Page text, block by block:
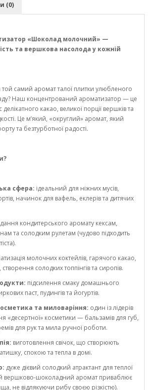
(0)
«Шоколад молочний» —
та вершкова насолода у кожній
той самий аромат талої плитки улюбленого
Наш концентрований ароматизатор — це
какао, великої порції вершків та
Це м’який, «округлий» аромат, який
та безтурботної радості.
сфера: ідеальний для ніжних мусів,
начинок для вафель, еклерів та дитячих
кондитерського аромату кексам,
та солодким рулетам (чудово підходить
молочних коктейлів, гарячого какао,
солодких топпінгів та сиропів.
підсилення смаку домашнього
паст, пудингів та йогуртів.
та миловаріння: один із лідерів
«десертної» косметики — бальзамів для губ,
для рук та мила ручної роботи.
виготовлення свічок, що створюють
спокою та тепла в домі.
дуже дієвий солодкий атрактант для теплої
вершково-шоколадний аромат приваблює
не відлякуючи рибу своєю різкістю).